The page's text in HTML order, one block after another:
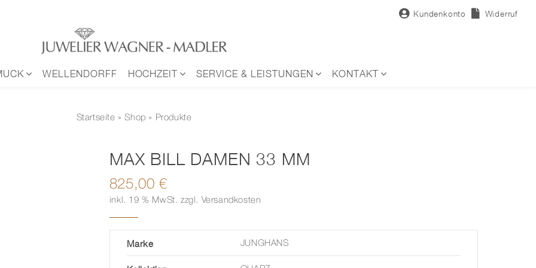
Kundenkonto Widerruf
WELLENDORFF HOCHZEIT SERVICE & LEISTUNGEN KONTAKT
Startseite »Shop » Produkte
MAX BILL DAMEN 33 MM
825,00€
inkl. 19 % MwSt. zzgl. Versandkosten
Marke JUNGHANS